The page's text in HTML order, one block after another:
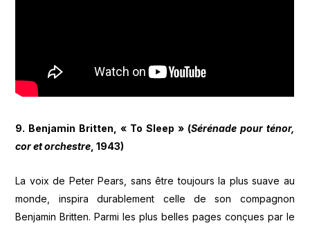
9. Benjamin Britten, « To Sleep » (Sérénade pour ténor,
cor et orchestre , 1943)
La voix de Peter Pears, sans être toujours la plus suave au
monde, inspira durablement celle de son compagnon
Benjamin Britten. Parmi les plus belles pages conçues par le